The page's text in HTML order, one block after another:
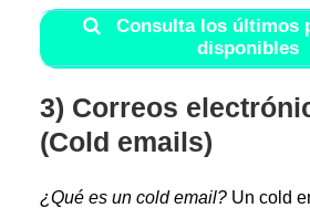
Consulta los últimos
disponibles
3) Correos
(Cold emails)
¿Qué es un cold email?Un cold